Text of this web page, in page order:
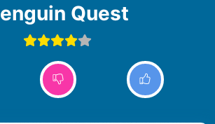
Penguin Quest